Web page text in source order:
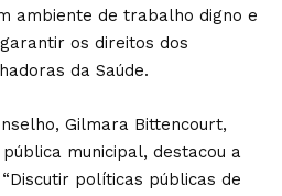
ambiente de trabalho digno e
os direitos dos
da Saúde.
Gilmara Bittencourt,
municipal, destacou a
políticas públicas de